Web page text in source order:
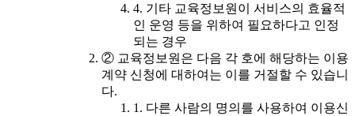
4. 기타 교육정보원이 서비스의 효율적
인 운영 등을 위하여 필요하다고 인정
되는 경우
② 교육정보원은 다음 각 호에 해당하는 이용
계약 신청에 대하여는 이를 거절할 수 있습니
다.
1. 다른 사람의 명의를 사용하여 이용신